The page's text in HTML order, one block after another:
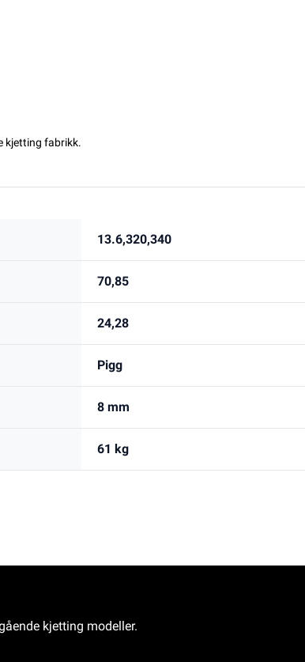
kjetting fabrikk.
13.6,320,340
70,85
24,28
Pigg
8 mm
61 kg
kjetting modeller.